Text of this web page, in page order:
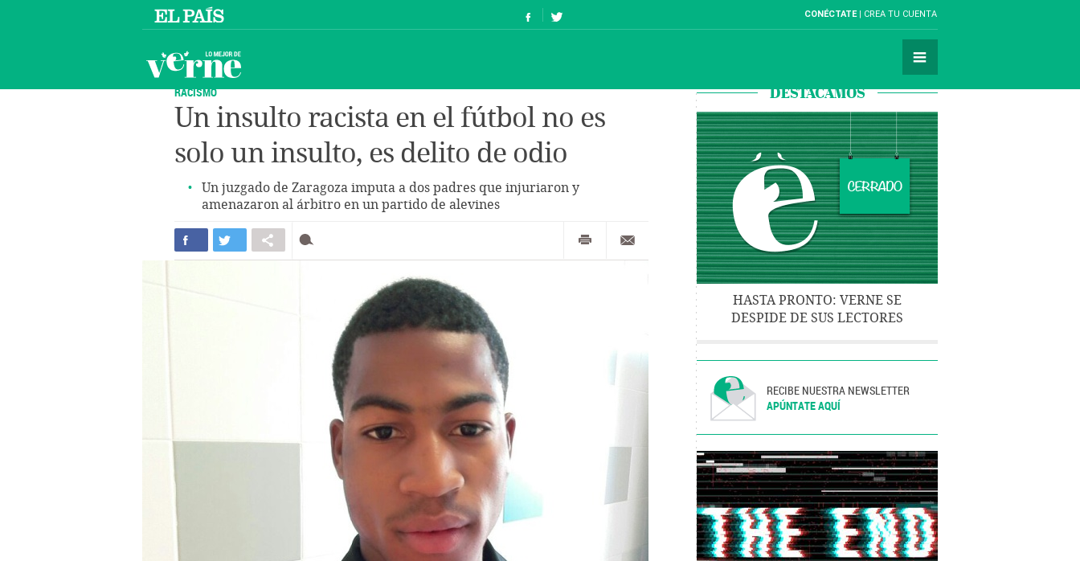
CONÉCTATE CREA TU CUENTA
RACISMO
Un insulto racista en el fútbol no es
solo un insulto, es delito de odio
Un juzgado de Zaragoza imputa a dos padres que injuriaron y
amenazaron al árbitro en un partido de alevines
DESTACAMOS
HASTA PRONTO: VERNE SE
DESPIDE DE SUS LECTORES
RECIBE NUESTRA NEWSLETTER
APÚNTATE AQUÍ